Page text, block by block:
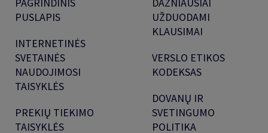
PAGRINDINIS
PUSLAPIS
INTERNETINĖS
SVETAINĖS
NAUDOJIMOSI
TAISYKLĖS
PREKIŲ TIEKIMO
TAISYKLĖS
DAŽNIAUSIAI
UŽDUODAMI
KLAUSIMAI
VERSLO ETIKOS
KODEKSAS
DOVANŲ IR
SVETINGUMO
POLITIKA